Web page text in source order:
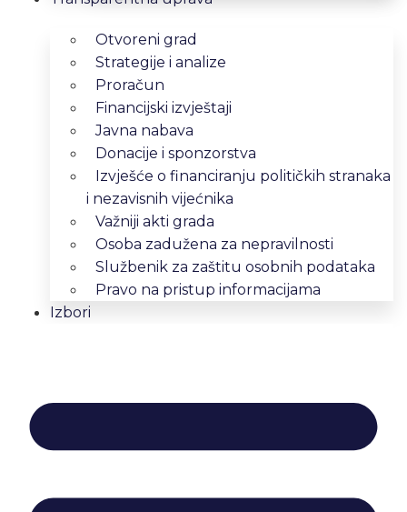
Otvoreni grad
Strategije i analize
Proračun
Financijski izvještaji
Javna nabava
Donacije i sponzorstva
Izvješće o financiranju političkih stranaka
i nezavisnih vijećnika
Važniji akti grada
Osoba zadužena za nepravilnosti
Službenik za zaštitu osobnih podataka
Pravo na pristup informacijama
Izbori